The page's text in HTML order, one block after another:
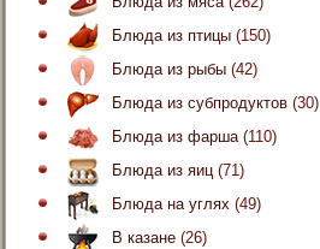
Блюда из птицы (150)
Блюда из рыбы (42)
Блюда из субпродуктов (30)
Блюда из фарша(110)
Блюда из яиц(71)
Блюда на углях (49)
В казане (26)